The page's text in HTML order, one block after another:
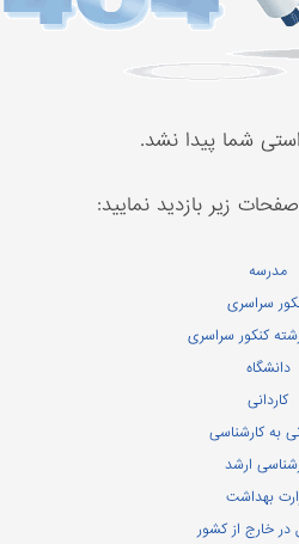
شما پیدا نشد.
زیر بازدید نمایید:
مدرسه
سراسری
کنکور سراسری
دانشگاه
کاردانی
به کارشناسی
ارشد
بهداشت
خارج از کشور